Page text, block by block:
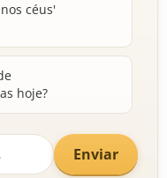
céus'
hoje?
Enviar